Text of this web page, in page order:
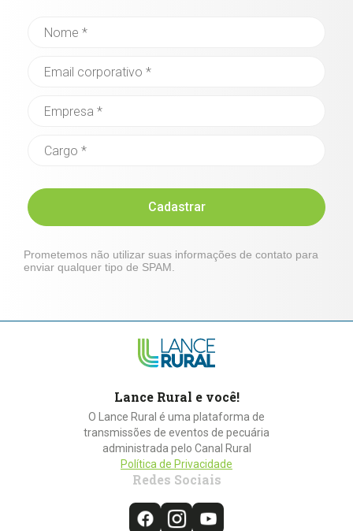
Cadastrar
Prometemos não utilizar suas informações de contato para
enviar qualquer tipo de SPAM.
Lance Rural e você!
O Lance Rural é uma plataforma de
transmissões de eventos de pecuária
administrada pelo Canal Rural
Política de Privacidade
Redes Sociais